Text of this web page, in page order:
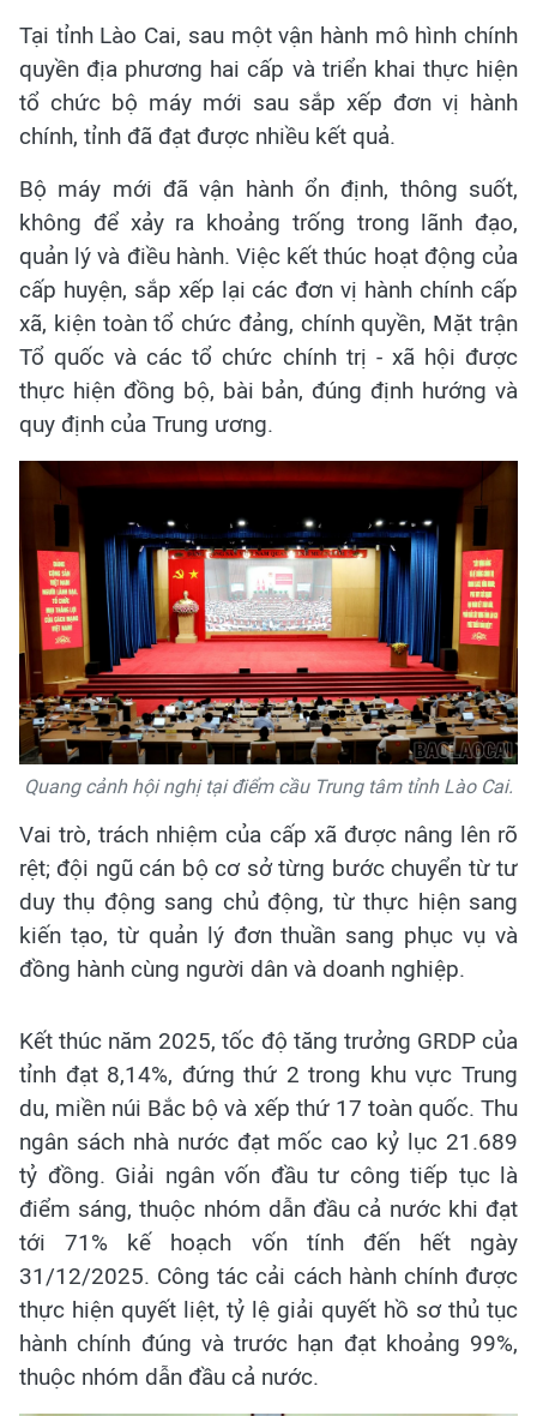
Tại tỉnh Lào Cai, sau một vận hành mô hình chính
quyền địa phương hai cấp và triển khai thực hiện
tổ chức bộ máy mới sau sắp xếp đơn vị hành
chính, tỉnh đã đạt được nhiều kết quả.
Bộ máy mới đã vận hành ổn định, thông suốt,
không để xảy ra khoảng trống trong lãnh đạo,
quản lý và điều hành. Việc kết thúc hoạt động của
cấp huyện, sắp xếp lại các đơn vị hành chính cấp
xã, kiện toàn tổ chức đảng, chính quyền, Mặt trận
Tổ quốc và các tổ chức chính trị - xã hội được
thực hiện đồng bộ, bài bản, đúng định hướng và
quy định của Trung ương.
Quang cảnh hội nghị tại điểm cầu Trung tâm tỉnh Lào Cai.
Vai trò, trách nhiệm của cấp xã được nâng lên rõ
rệt; đội ngũ cán bộ cơ sở từng bước chuyển từ tư
duy thụ động sang chủ động, từ thực hiện sang
kiến tạo, từ quản lý đơn thuần sang phục vụ và
đồng hành cùng người dân và doanh nghiệp.
Kết thúc năm 2025, tốc độ tăng trưởng GRDP của
tỉnh đạt 8,14%, đứng thứ 2 trong khu vực Trung
du, miền núi Bắc bộ và xếp thứ 17 toàn quốc. Thu
ngân sách nhà nước đạt mốc cao kỷ lục 21.689
tỷ đồng. Giải ngân vốn đầu tư công tiếp tục là
điểm sáng, thuộc nhóm dẫn đầu cả nước khi đạt
tới 71% kế hoạch vốn tính đến hết ngày
31/12/2025. Công tác cải cách hành chính được
thực hiện quyết liệt, tỷ lệ giải quyết hồ sơ thủ tục
hành chính đúng và trước hạn đạt khoảng 99%,
thuộc nhóm dẫn đầu cả nước.